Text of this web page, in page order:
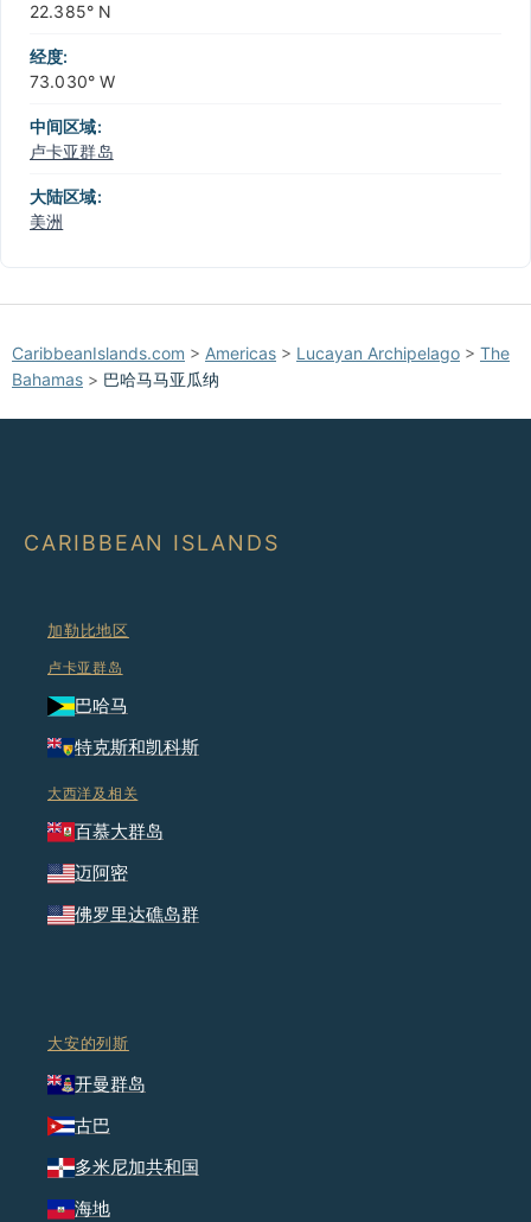
22.385° N
经度:
73.030° W
中间区域:
卢卡亚群岛
大陆区域:
美洲
CaribbeanIslands.com > Americas > Lucayan Archipelago > The
Bahamas > 巴哈马马亚瓜纳
CARIBBEAN ISLANDS
加勒比地区
卢卡亚群岛
巴哈马
特克斯和凯科斯
大西洋及相关
百慕大群岛
迈阿密
佛罗里达礁岛群
大安的列斯
开曼群岛
古巴
多米尼加共和国
海地